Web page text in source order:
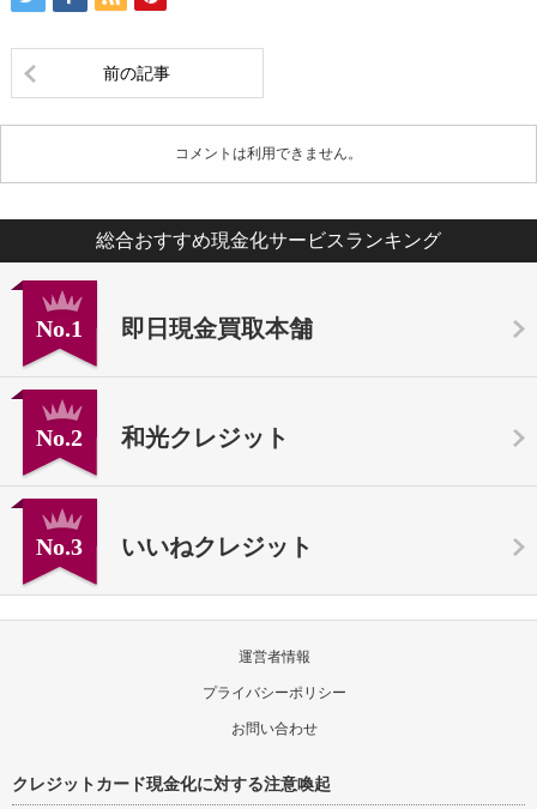
前の記事
コメントは利用できません。
総合おすすめ現金化サービスランキング
No.1 即日現金買取本舗
No.2 和光クレジット
No.3 いいねクレジット
運営者情報
プライバシーポリシー
お問い合わせ
クレジットカード現金化に対する注意喚起